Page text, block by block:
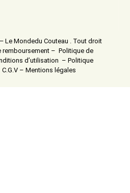
Le Mondedu Couteau . Tout droit
remboursement – Politique de
d’utilisation – Politique
C.G.V– Mentions légales